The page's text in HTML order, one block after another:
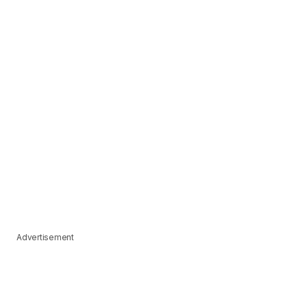
Advertisement